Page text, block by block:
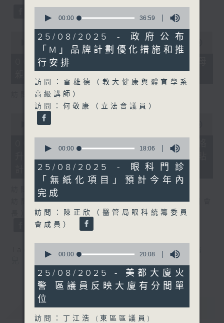
seconds
minutes,
seconds
06/08/2026 - 5歲男童被虐致死 母
訪問：陳文宜（社福界立法會議員 ）
seconds
minutes,
seconds
00:00
06/08/2026 - 議員關注教科書價格
升幅對基層影響 提優化學校書簿津貼
計劃等建議
訪問：鄧飛（教育界立法會議員）
訪問：吳志華（香港教育出版專業協會內務副會
兒童權利 教育, 社會福利
重溫 CATCHUP
seconds
36
minutes,
59
seconds
00:00 36:59
25/08/2025 - 政府公布
「M」品牌計劃優化措施和推
行安排
訪問：雷雄德（教大健康與體育學系
高級講師）
訪問：何敬康（立法會議員）
seconds
18
minutes,
seconds
00:00 18:06
25/08/2025 - 眼科門診
「無紙化項目」預計今年內
完成
訪問：陳正欣（醫管局眼科統籌委員
會成員）
seconds
20
minutes,
8
seconds
00:00 20:08
25/08/2025 - 美都大廈火
警 區議員反映大廈有分間單
位
訪問：丁江浩 (東區區議員)